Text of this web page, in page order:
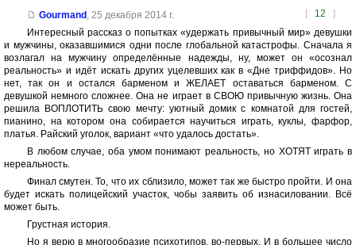
[ 12 ]
Gourmand , 25 декабря 2014 г.
Интересный рассказ о попытках «удержать привычный мир» девушки
и мужчины, оказавшимися одни после глобальной катастрофы. Сначала я
возлагал на мужчину определённые надежды, ну, может он «осознал
реальность» и идёт искать других уцелевших как в «Дне триффидов». Но
нет, так он и остался барменом и ЖЕЛАЕТ оставаться барменом. С
девушкой немного сложнее. Она не играет в СВОЮ привычную жизнь. Она
решила ВОПЛОТИТЬ свою мечту: уютный домик с комнатой для гостей,
пианино, на котором она собирается научиться играть, куклы, фарфор,
платья. Райский уголок, вариант «что удалось достать».
В любом случае, оба умом понимают реальность, но ХОТЯТ играть в
нереальность.
Финал смутен. То, что их сблизило, может так же быстро пройти. И она
будет искать полицейский участок, чобы заявить об изнасиловании. Всё
может быть.
Грустная история.
Но я верю в многообразие психотипов, во-первых. И в большее число